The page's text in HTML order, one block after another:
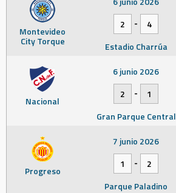
Montevideo
City Torque
2
-
4
Estadio Charrúa
Nacional
6 junio 2026
2
-
1
Gran Parque Central
Progreso
7 junio 2026
1
-
2
Parque Paladino